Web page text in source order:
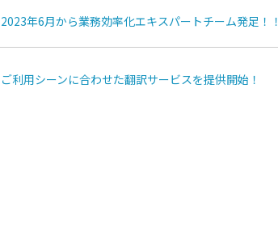
2023年6月から業務効率化エキスパートチーム発足！！
ご利用シーンに合わせた翻訳サービスを提供開始！